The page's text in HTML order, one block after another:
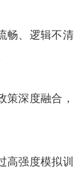
、逻辑不清
深度融合，
强度模拟训